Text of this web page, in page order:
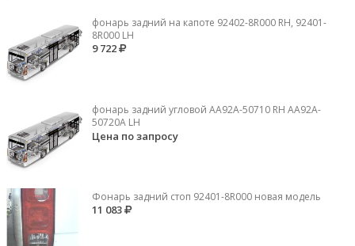
фонарь задний на капоте 92402-8R000 RH, 92401-
8R000 LH
9 722
фонарь задний угловой AA92A-50710 RH AA92A-
50720A LH
Цена по запросу
Фонарь задний стоп 92401-8R000 новая модель
11 083